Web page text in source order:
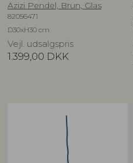
Azizi Pendel, Brun, Glas
82056471
D30xH30 cm
Vejl. udsalgspris
1.399,00 DKK